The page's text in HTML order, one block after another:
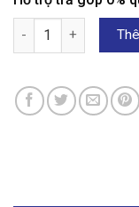
Google Tivi Coocaa